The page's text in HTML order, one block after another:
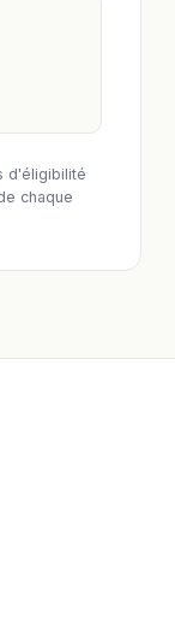
d'éligibilité
chaque